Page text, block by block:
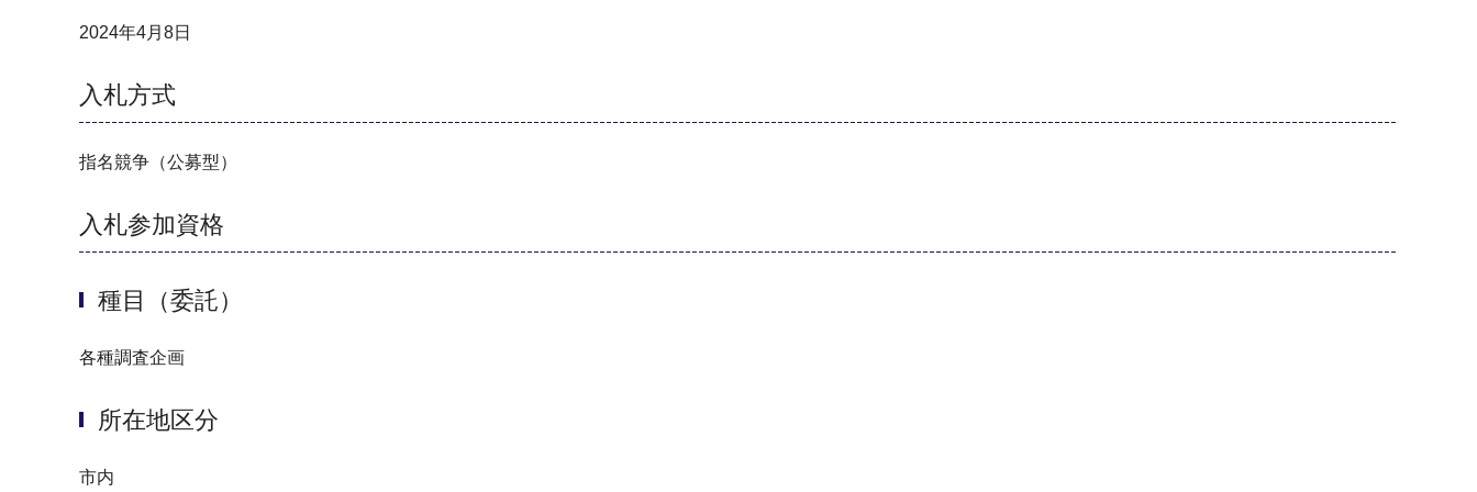
2024年4月8日
入札方式
指名競争（公募型）
入札参加資格
種目（委託）
各種調査企画
所在地区分
市内